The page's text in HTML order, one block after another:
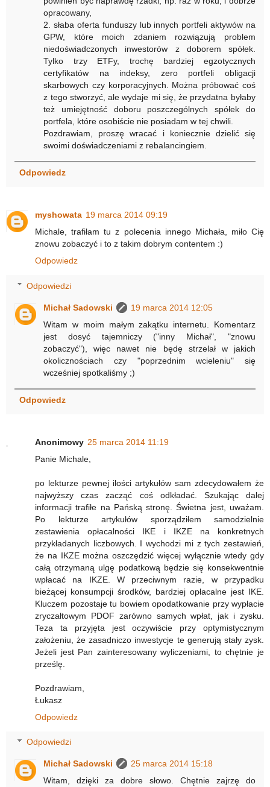
opracowany,
2. słaba oferta funduszy lub innych portfeli aktywów na
GPW, które moich zdaniem rozwiązują problem
niedoświadczonych inwestorów z doborem spółek.
Tylko trzy ETFy, trochę bardziej egzotycznych
certyfikatów na indeksy, zero portfeli obligacji
skarbowych czy korporacyjnych. Można próbować coś
z tego stworzyć, ale wydaje mi się, że przydatna byłaby
też umiejętność doboru poszczególnych spółek do
portfela, które osobiście nie posiadam w tej chwili.
Pozdrawiam, proszę wracać i koniecznie dzielić się
swoimi doświadczeniami z rebalancingiem.
Odpowiedz
myshowata 19 marca 2014 09:19
Michale, trafiłam tu z polecenia innego Michała, miło Cię
znowu zobaczyć i to z takim dobrym contentem :)
Odpowiedz
Odpowiedzi
Michał Sadowski
19 marca 2014 12:05
Witam w moim małym zakątku internetu. Komentarz
jest dosyć tajemniczy ("inny Michał", "znowu
zobaczyć"), więc nawet nie będę strzelał w jakich
okolicznościach czy "poprzednim wcieleniu" się
wcześniej spotkaliśmy ;)
Odpowiedz
Anonimowy 25 marca 2014 11:19
Panie Michale,
po lekturze pewnej ilości artykułów sam zdecydowałem że
najwyższy czas zacząć coś odkładać. Szukając dalej
informacji trafiłe na Pańską stronę. Świetna jest, uważam.
Po lekturze artykułów sporządziłem samodzielnie
zestawienia opłacalności IKE i IKZE na konkretnych
przykładanych liczbowych. I wychodzi mi z tych zestawień,
że na IKZE można oszczędzić więcej wyłącznie wtedy gdy
całą otrzymaną ulgę podatkową będzie się konsekwentnie
wpłacać na IKZE. W przeciwnym razie, w przypadku
bieżącej konsumpcji środków, bardziej opłacalne jest IKE.
Kluczem pozostaje tu bowiem opodatkowanie przy wypłacie
zryczałtowym PDOF zarówno samych wpłat, jak i zysku.
Teza ta przyjęta jest oczywiście przy optymistycznym
założeniu, że zasadniczo inwestycje te generują stały zysk.
Jeżeli jest Pan zainteresowany wyliczeniami, to chętnie je
prześlę.
Pozdrawiam,
Łukasz
Odpowiedz
Odpowiedzi
Michał Sadowski
25 marca 2014 15:18
Witam, dzięki za dobre słowo. Chętnie zajrzę do